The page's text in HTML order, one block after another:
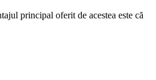
principal oferit de acestea este că